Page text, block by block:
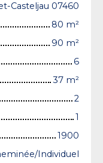
Casteljau 07460
80 m²
90 m²
6
37 m²
2
1
1900
Individuel